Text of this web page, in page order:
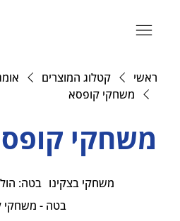
ראשי קטלוג המוצרים
משחקי קופסא
משחקי
משחקי בצקינו בטה:
בטה - משחקי